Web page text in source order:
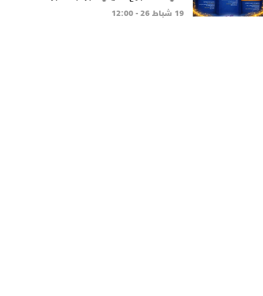
مشروع "ذاكرة الأرز"
19 شباط 26 - 12:00